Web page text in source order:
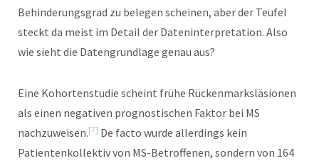
Behinderungsgrad zu belegen scheinen, aber der Teufel
steckt da meist im Detail der Dateninterpretation. Also
wie sieht die Datengrundlage genau aus?
Eine Kohortenstudie scheint frühe Rückenmarksläsionen
als einen negativen prognostischen Faktor bei MS
nachzuweisen.[7] De facto wurde allerdings kein
Patientenkollektiv von MS-Betroffenen, sondern von 164